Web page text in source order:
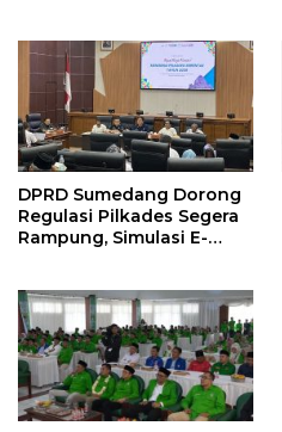
DPRD Sumedang Dorong
Regulasi Pilkades Segera
Rampung, Simulasi E-